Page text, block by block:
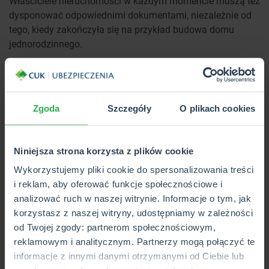
Zgoda Szczegóły O plikach cookies
Niniejsza strona korzysta z plików cookie
Wykorzystujemy pliki cookie do spersonalizowania treści
i reklam, aby oferować funkcje społecznościowe i
analizować ruch w naszej witrynie. Informacje o tym, jak
korzystasz z naszej witryny, udostępniamy w zależności
od Twojej zgody: partnerom społecznościowym,
reklamowym i analitycznym. Partnerzy mogą połączyć te
informacje z innymi danymi otrzymanymi od Ciebie lub
dysponować odpowiednimi dokumentami, niezależnie od
tego, kiedy zakończyła się na przykład budowa domu
jednorodzinnego.
Wśród tych dokumentów muszą się znaleźć:
protokoły związane z odbiorami częściowymi i
końcowymi,
projekty budowlane,
dokumenty, które poświadczają przeprowadzane
zmiany w przygotowanych wcześniej projektach.
Czym grozi zaniedbanie obowiązków?
Zaniedbanie własnych obowiązków grozić może
różnorodnymi karami, przede wszystkim mowa tutaj o